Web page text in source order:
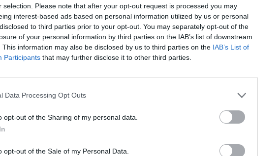
selection. Please note that after your opt-out request is processed you may
interest-based ads based on personal information utilized by us or personal
to third parties prior to your opt-out. You may separately opt-out of the
of your personal information by third parties on the IAB’s list of downstream
This information may also be disclosed by us to third parties on the IAB’s List of
Participants that may further disclose it to other third parties.
Data Processing Opt Outs
opt-out of the Sharing of my personal data.
opt-out of the Sale of my Personal Data.
om side
i forestillingen, herunder
Limfjordsteatret og Kånstkollektivet
Fyrspillene i Sydthy,
og Nordvestjysk Pigekor.
på den voksende tendens til